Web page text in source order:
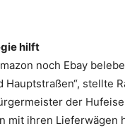
hilft
noch Ebay
Hauptstraßen“, stellte
der
mit ihren Lieferwägen